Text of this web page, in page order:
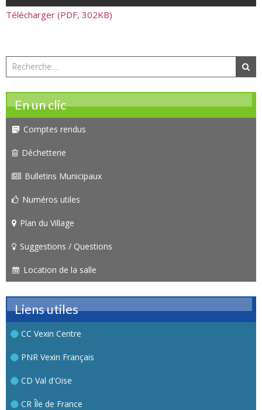
Télécharger (PDF, 302KB)
En un clic
Comptes rendus
Déchetterie
Bulletins Municipaux
Numéros utiles
Plan du Village
Suggestions / Questions
Location de la salle
Liens utiles
CC Vexin Centre
PNR Vexin Français
CD Val d'Oise
CR Île de France